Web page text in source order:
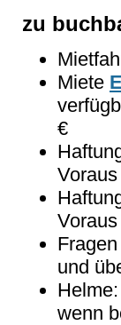
zu
Miete
€
und
wenn